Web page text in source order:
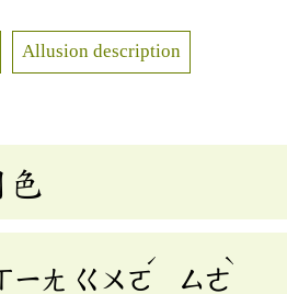
Allusion description
色
ㄧㄤ ㄍㄨㄛ
ˊ
ㄙㄜ
ˋ